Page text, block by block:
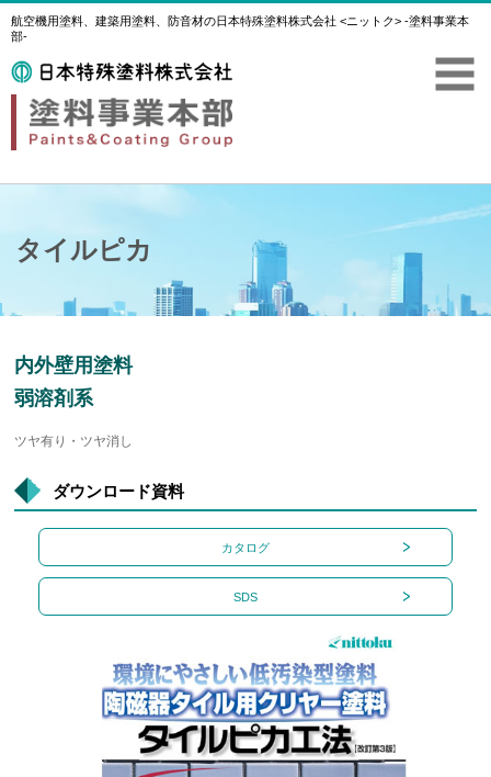
航空機用塗料、建築用塗料、防音材の日本特殊塗料株式会社 <ニットク> -塗料事業本
部-
タイルピカ
内外壁用塗料
弱溶剤系
ツヤ有り・ツヤ消し
ダウンロード資料
カタログ
SDS